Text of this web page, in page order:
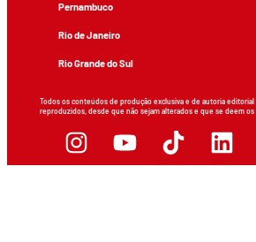
Pernambuco
Rio de Janeiro
Rio Grande do Sul
Todos os conteúdos de produção exclusiva e de autoria
reproduzidos, desde que não sejam alterados e que se deem